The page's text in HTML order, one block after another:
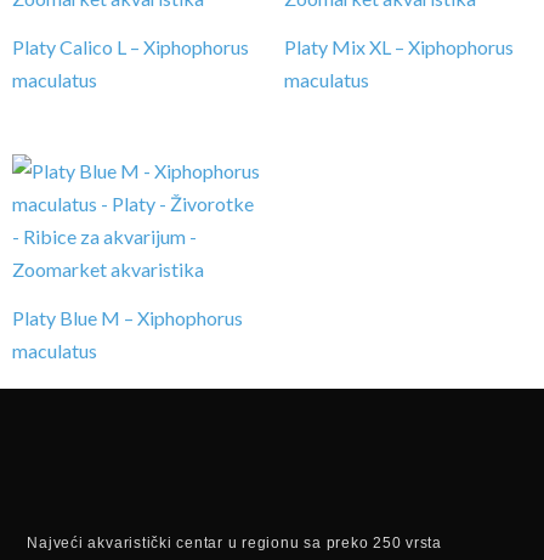
Platy Calico L – Xiphophorus
maculatus
Platy Mix XL – Xiphophorus
maculatus
Platy Blue M – Xiphophorus
maculatus
Najveći akvaristički centar u regionu sa preko 250 vrsta